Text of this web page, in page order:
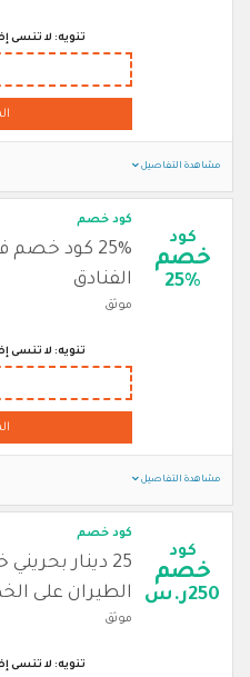
تنويه: لا تنسى
مشاهدة التفاصيل
كود
خصم
25%
كود خصم
25% كود
الفنادق
موثق
تنويه: لا تنسى
مشاهدة التفاصيل
كود
خصم
250ر.س
كود خصم
25 دينار
الطيران على
موثق
تنويه: لا تنسى